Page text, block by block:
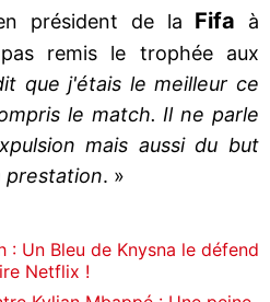
président de la Fifa
à
remis le trophée aux
que j'étais le meilleur ce
le match. Il ne parle
mais aussi du but
prestation. »
: Un Bleu de Knysna le défend
Netflix !